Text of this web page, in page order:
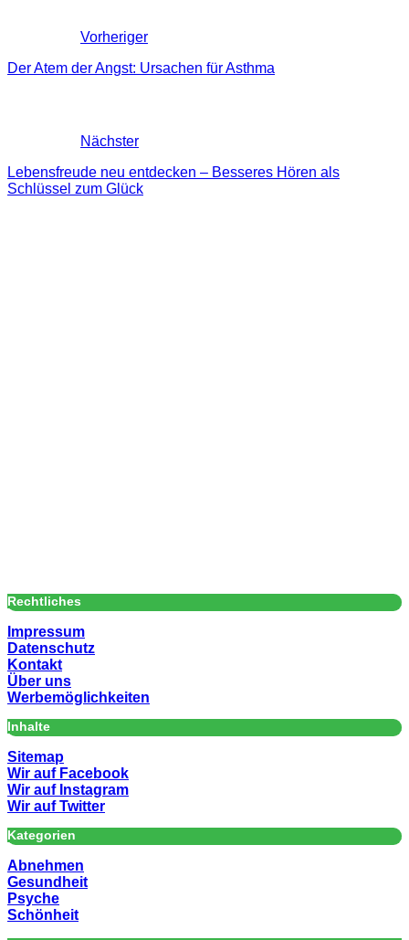
Vorheriger
Der Atem der Angst: Ursachen für Asthma
Nächster
Lebensfreude neu entdecken – Besseres Hören als
Schlüssel zum Glück
Rechtliches
Impressum
Datenschutz
Kontakt
Über uns
Werbemöglichkeiten
Inhalte
Sitemap
Wir auf Facebook
Wir auf Instagram
Wir auf Twitter
Kategorien
Abnehmen
Gesundheit
Psyche
Schönheit